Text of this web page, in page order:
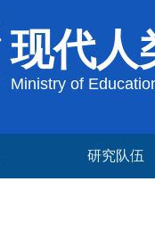
现代人
Ministry of
研究队伍